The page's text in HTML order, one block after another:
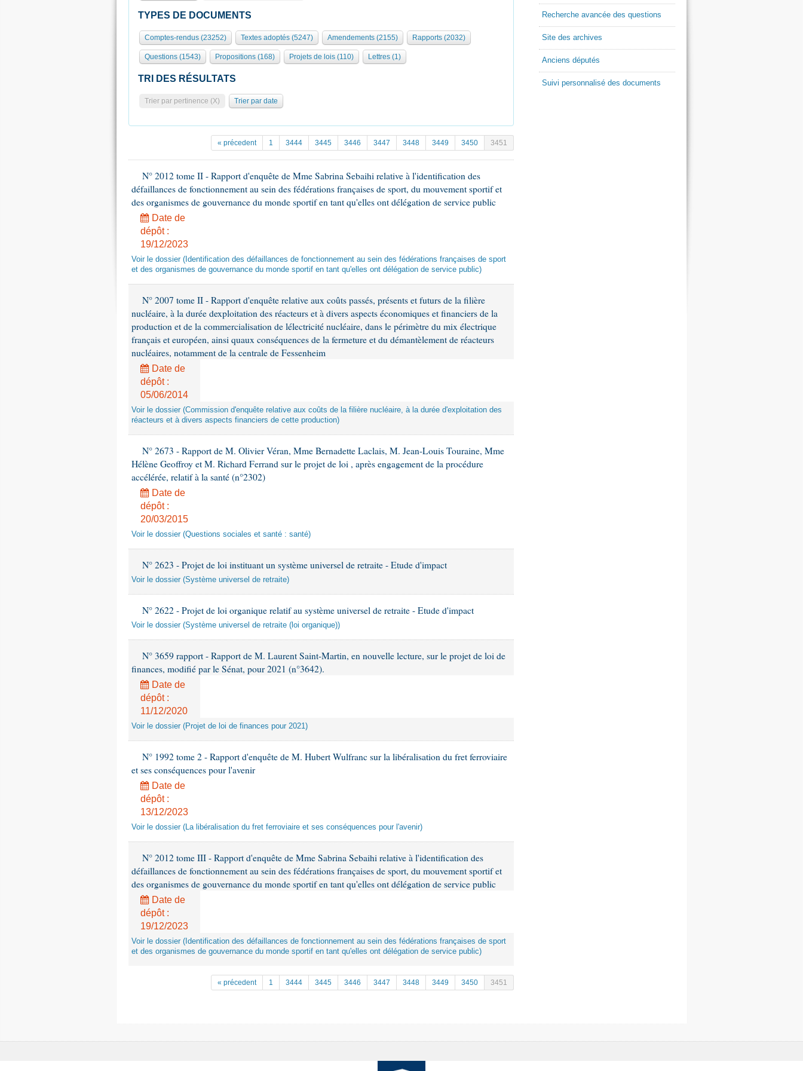
TYPES DE DOCUMENTS
Comptes-rendus (23252) Textes adoptés (5247) Amendements (2155) Rapports (2032)
Questions (1543) Propositions (168) Projets de lois (110) Lettres (1)
TRI DES RÉSULTATS
Trier par pertinence (X) Trier par date
« précedent 1 3444 3445 3446 3447 3448 3449 3450 3451
N° 2012 tome II - Rapport d'enquête de Mme Sabrina Sebaihi relative à l'identification des
défaillances de fonctionnement au sein des fédérations françaises de sport, du mouvement sportif et
des organismes de gouvernance du monde sportif en tant qu'elles ont délégation de service public
Date de
dépôt :
19/12/2023
Voir le dossier (Identification des défaillances de fonctionnement au sein des fédérations françaises de sport
et des organismes de gouvernance du monde sportif en tant qu'elles ont délégation de service public)
N° 2007 tome II - Rapport d'enquête relative aux coûts passés, présents et futurs de la filière
nucléaire, à la durée dexploitation des réacteurs et à divers aspects économiques et financiers de la
production et de la commercialisation de lélectricité nucléaire, dans le périmètre du mix électrique
français et européen, ainsi quaux conséquences de la fermeture et du démantèlement de réacteurs
nucléaires, notamment de la centrale de Fessenheim
Date de
dépôt :
05/06/2014
Voir le dossier (Commission d'enquête relative aux coûts de la filière nucléaire, à la durée d'exploitation des
réacteurs et à divers aspects financiers de cette production)
N° 2673 - Rapport de M. Olivier Véran, Mme Bernadette Laclais, M. Jean-Louis Touraine, Mme
Hélène Geoffroy et M. Richard Ferrand sur le projet de loi , après engagement de la procédure
accélérée, relatif à la santé (n°2302)
Date de
dépôt :
20/03/2015
Voir le dossier (Questions sociales et santé : santé)
N° 2623 - Projet de loi instituant un système universel de retraite - Etude d'impact
Voir le dossier (Système universel de retraite)
N° 2622 - Projet de loi organique relatif au système universel de retraite - Etude d'impact
Voir le dossier (Système universel de retraite (loi organique))
N° 3659 rapport - Rapport de M. Laurent Saint-Martin, en nouvelle lecture, sur le projet de loi de
finances, modifié par le Sénat, pour 2021 (n°3642).
Date de
dépôt :
11/12/2020
Voir le dossier (Projet de loi de finances pour 2021)
N° 1992 tome 2 - Rapport d'enquête de M. Hubert Wulfranc sur la libéralisation du fret ferroviaire
et ses conséquences pour l'avenir
Date de
dépôt :
13/12/2023
Voir le dossier (La libéralisation du fret ferroviaire et ses conséquences pour l'avenir)
N° 2012 tome III - Rapport d'enquête de Mme Sabrina Sebaihi relative à l'identification des
défaillances de fonctionnement au sein des fédérations françaises de sport, du mouvement sportif et
des organismes de gouvernance du monde sportif en tant qu'elles ont délégation de service public
Date de
dépôt :
19/12/2023
Voir le dossier (Identification des défaillances de fonctionnement au sein des fédérations françaises de sport
et des organismes de gouvernance du monde sportif en tant qu'elles ont délégation de service public)
« précedent 1 3444 3445 3446 3447 3448 3449 3450 3451
Recherche avancée des questions
Site des archives
Anciens députés
Suivi personnalisé des documents